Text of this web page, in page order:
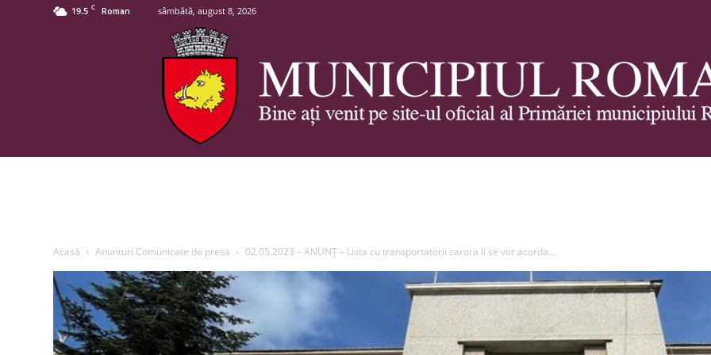
19.5 C Roman sâmbătă, august 8, 2026
Roman
Acasă Anunturi Comunicate de presa 02.05.2023 – ANUNȚ – Lista cu transportatorii carora li se vor acorda...